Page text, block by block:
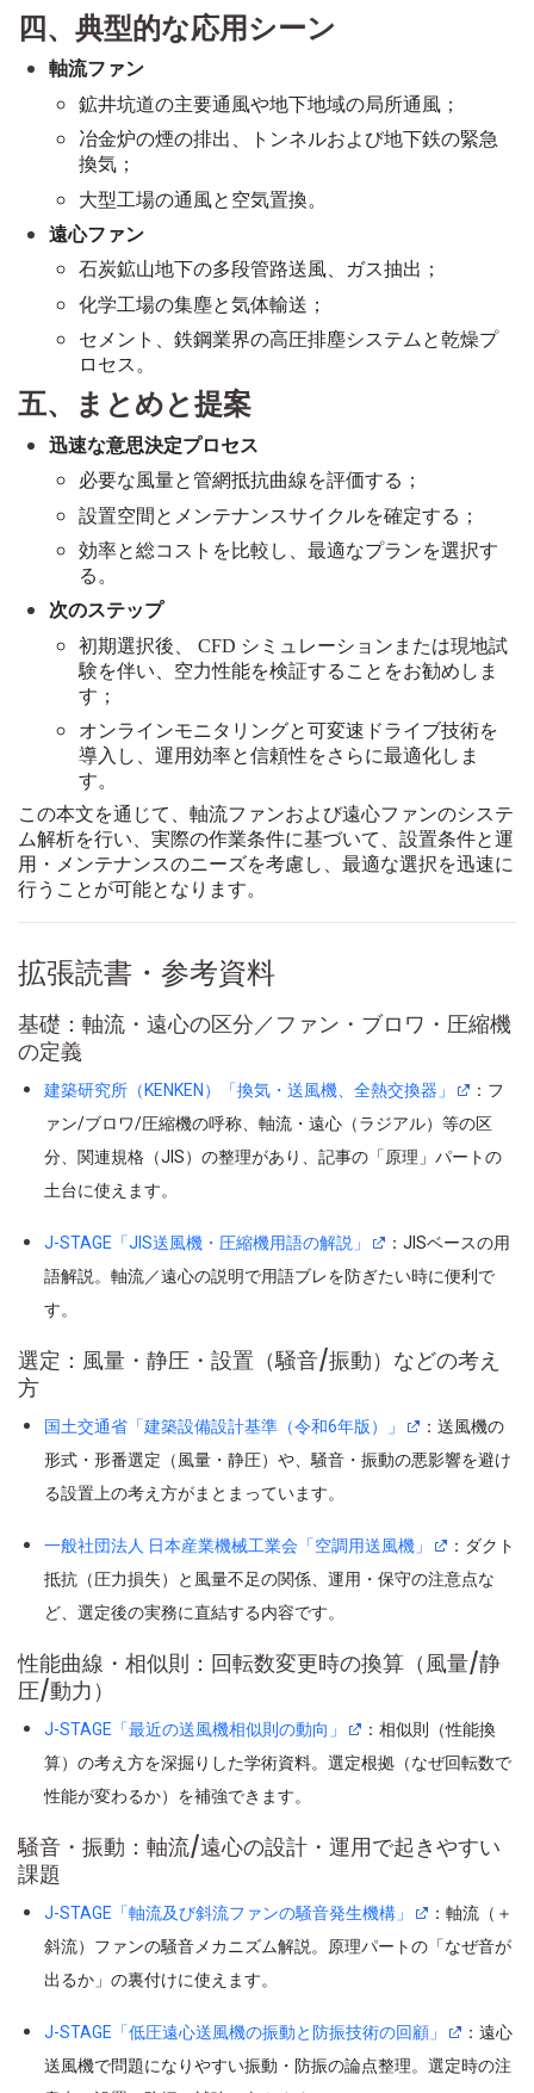
四、典型的な応用シーン
軸流ファン
鉱井坑道の主要通風や地下地域の局所通風；
冶金炉の煙の排出、トンネルおよび地下鉄の緊急
換気；
大型工場の通風と空気置換。
遠心ファン
石炭鉱山地下の多段管路送風、ガス抽出；
化学工場の集塵と気体輸送；
セメント、鉄鋼業界の高圧排塵システムと乾燥プ
ロセス。
五、まとめと提案
迅速な意思決定プロセス
必要な風量と管網抵抗曲線を評価する；
設置空間とメンテナンスサイクルを確定する；
効率と総コストを比較し、最適なプランを選択す
る。
次のステップ
初期選択後、
CFD シミュレーションまたは現地試
験を伴い、空力性能を検証することをお勧めしま
す；
オンラインモニタリングと可変速ドライブ技術を
導入し、運用効率と信頼性をさらに最適化しま
す。
この本文を通じて、軸流ファンおよび遠心ファンのシステ
ム解析を行い、実際の作業条件に基づいて、設置条件と運
用・メンテナンスのニーズを考慮し、最適な選択を迅速に
行うことが可能となります。
拡張読書・参考資料
基礎：軸流・遠心の区分／ファン・ブロワ・圧縮機
の定義
建築研究所（KENKEN）「換気・送風機、全熱交換器」
：フ
ァン/ブロワ/圧縮機の呼称、軸流・遠心（ラジアル）等の区
分、関連規格（JIS）の整理があり、記事の「原理」パートの
土台に使えます。
J-STAGE「JIS送風機・圧縮機用語の解説」
：JISベースの用
語解説。軸流／遠心の説明で用語ブレを防ぎたい時に便利で
す。
選定：風量・静圧・設置（騒音/振動）などの考え
方
国土交通省「建築設備設計基準（令和6年版）」
：送風機の
形式・形番選定（風量・静圧）や、騒音・振動の悪影響を避け
る設置上の考え方がまとまっています。
一般社団法人 日本産業機械工業会「空調用送風機」
：ダクト
抵抗（圧力損失）と風量不足の関係、運用・保守の注意点な
ど、選定後の実務に直結する内容です。
性能曲線・相似則：回転数変更時の換算（風量/静
圧/動力）
J-STAGE「最近の送風機相似則の動向」
：相似則（性能換
算）の考え方を深掘りした学術資料。選定根拠（なぜ回転数で
性能が変わるか）を補強できます。
騒音・振動：軸流/遠心の設計・運用で起きやすい
課題
J-STAGE「軸流及び斜流ファンの騒音発生機構」
：軸流（＋
斜流）ファンの騒音メカニズム解説。原理パートの「なぜ音が
出るか」の裏付けに使えます。
J-STAGE「低圧遠心送風機の振動と防振技術の回顧」
：遠心
送風機で問題になりやすい振動・防振の論点整理。選定時の注